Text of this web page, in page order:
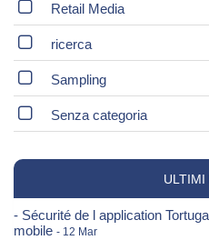
Retail Media
ricerca
Sampling
Senza categoria
ULTIMI
- Sécurité de l application
mobile - 12 Mar